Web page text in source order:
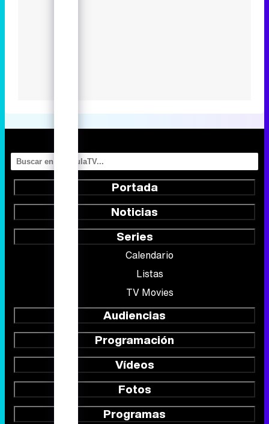
Portada
Noticias
Series
Calendario
Listas
TV Movies
Audiencias
Programación
Vídeos
Fotos
Programas